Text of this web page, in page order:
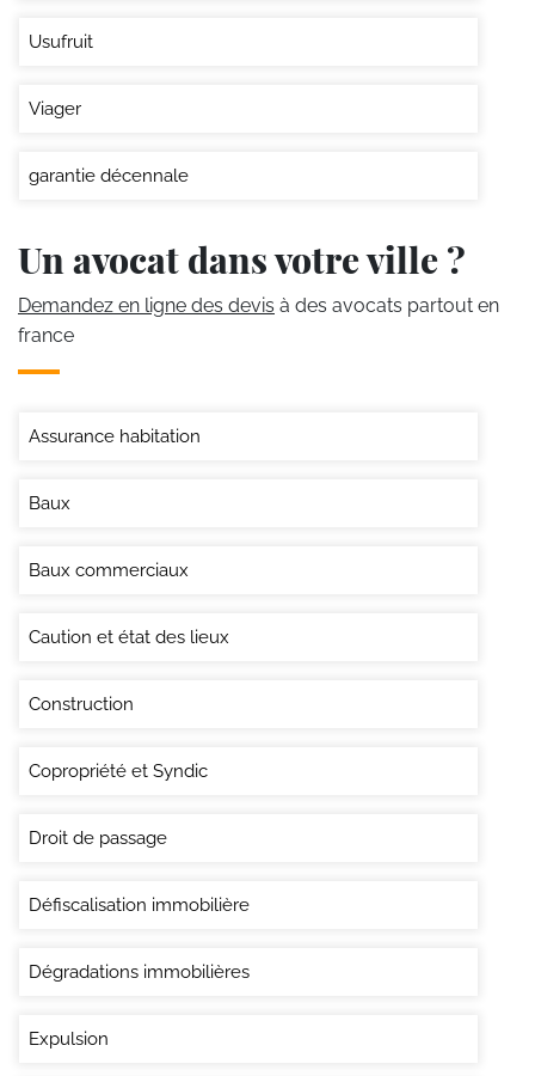
Usufruit
Viager
garantie décennale
Un avocat dans votre ville ?
Demandez en ligne des devis à des avocats partout en
france
Assurance habitation
Baux
Baux commerciaux
Caution et état des lieux
Construction
Copropriété et Syndic
Droit de passage
Défiscalisation immobilière
Dégradations immobilières
Expulsion